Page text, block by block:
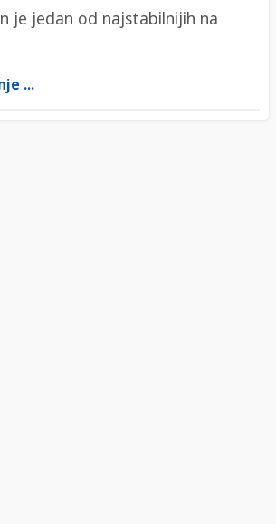
je jedan od najstabilnijih na
...